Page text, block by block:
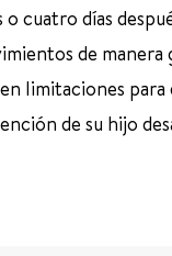
cuatro días
de manera
limitaciones
de su hijo